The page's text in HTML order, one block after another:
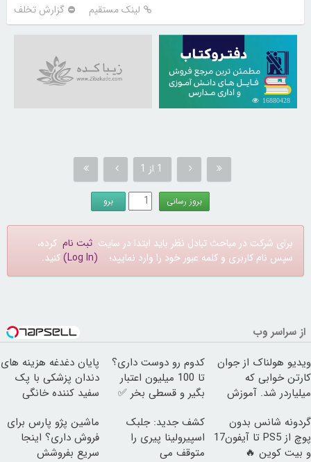
لینک مستقیم گزارش تخلف
16880428
1 از 1
برای شرکت در مباحث تبادل نظر باید ابتدا در سایت ثبت نام کرده،
سپس نام کاربری و کلمه عبور خود را وارد نمایید؛ (Log In) کنید.
از سراسر وب
ویدیو هولناک از جوان
کارتن خوابی که
میلیاردر شد. آموزش
کدوم رو دوست داری؟
تا 100 میلیون اعتبار
بگیر و قسطی بخر ✅
پایان دغدغه هزینه های
دندان پزشکی با پک
سفید کننده خانگی
گردونه شانس بدون
پوچ از PS5 تا آیفون17
و بیت کوین 🔥
کشف جدید: جلبک
اسپیرولینا پیری را
متوقف می
ماشین پژو پارس برای
فروش داری؟ اینجا
سریع بفروشش